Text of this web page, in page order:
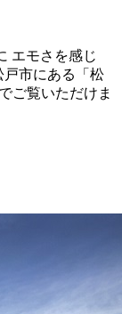
エモさを感じ
戸市にある「松
ご覧いただけま